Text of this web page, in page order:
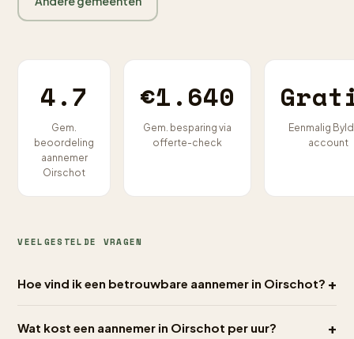
4.7
Gem.
beoordeling
aannemer
Oirschot
€1.640
Gem. besparing via
offerte-check
Eenmalig
account
VEELGESTELDE VRAGEN
Hoe vind ik een betrouwbare aannemer in Oirschot? +
Wat kost een aannemer in Oirschot per uur? +